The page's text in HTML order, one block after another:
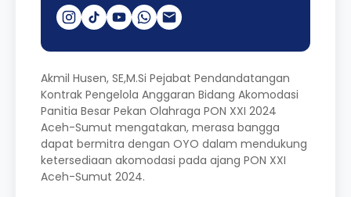
Akmil Husen, SE,M.Si Pejabat Pendandatangan
Kontrak Pengelola Anggaran Bidang Akomodasi
Panitia Besar Pekan Olahraga PON XXI 2024
Aceh-Sumut mengatakan, merasa bangga
dapat bermitra dengan OYO dalam mendukung
ketersediaan akomodasi pada ajang PON XXI
Aceh-Sumut 2024.